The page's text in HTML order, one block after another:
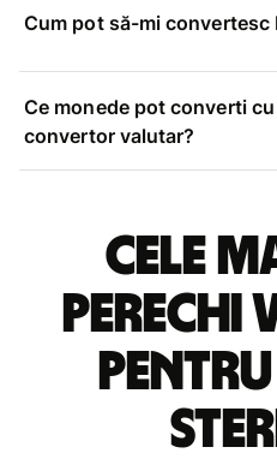
Cum pot să-mi convertesc
Ce monede pot converti
convertor valutar?
Cele
perechi